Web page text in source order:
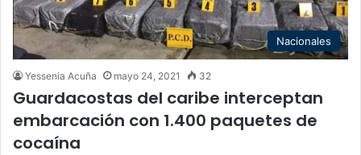
Nacionales
Yessenia Acuña mayo 24, 2021 32
Guardacostas del caribe interceptan
embarcación con 1.400 paquetes de
cocaína